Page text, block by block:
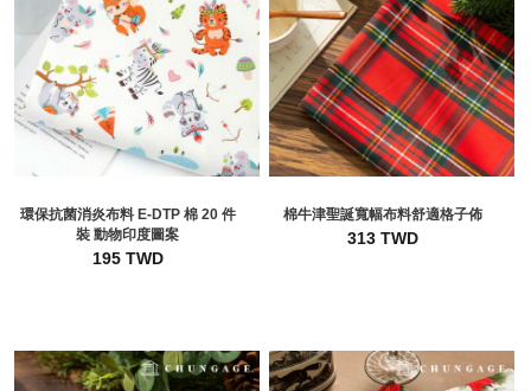
環保抗菌消炎布料 E-DTP 棉 20 件
裝 動物印度圖案
195 TWD
棉牛津聖誕寬幅布料舒適格子佈
313 TWD